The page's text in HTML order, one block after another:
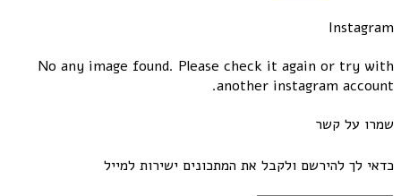
Instagram
No any image found. Please check it again or try with
another instagram account.
שמרו על קשר
כדאי לך להירשם ולקבל את המתכונים ישירות למייל